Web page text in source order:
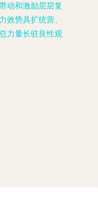
动和激励层层复
势具扩统营、
力量长驻良性观